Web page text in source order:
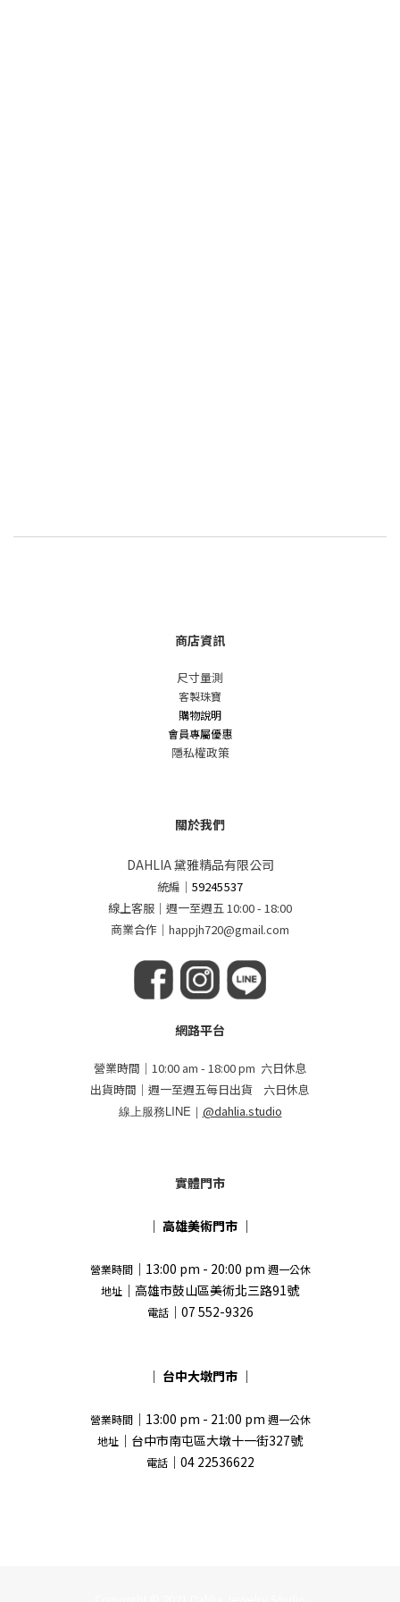
商店資訊
尺寸量測
客製珠寶
購物說明
會員專屬優惠
隱私權政策
關於我們
DAHLIA 黛雅精品有限公司
統編 ｜59245537
線上客服｜週一至週五 10:00 - 18:00
商業合作｜happjh720@gmail.com
網路平台
營業時間｜10:00 am - 18:00 pm 六日休息
出貨時間｜週一至週五每日出貨 六日休息
線上服務LINE｜ @dahlia.studio
實體門市
｜ 高雄美術門市 ｜
營業時間｜13:00 pm - 20:00 pm 週一公休
地址 ｜高雄市鼓山區美術北三路91號
電話｜07 552-9326
｜ 台中大墩門市 ｜
營業時間｜13:00 pm - 21:00 pm 週一公休
地址 ｜台中市南屯區大墩十一街327號
電話｜04 22536622